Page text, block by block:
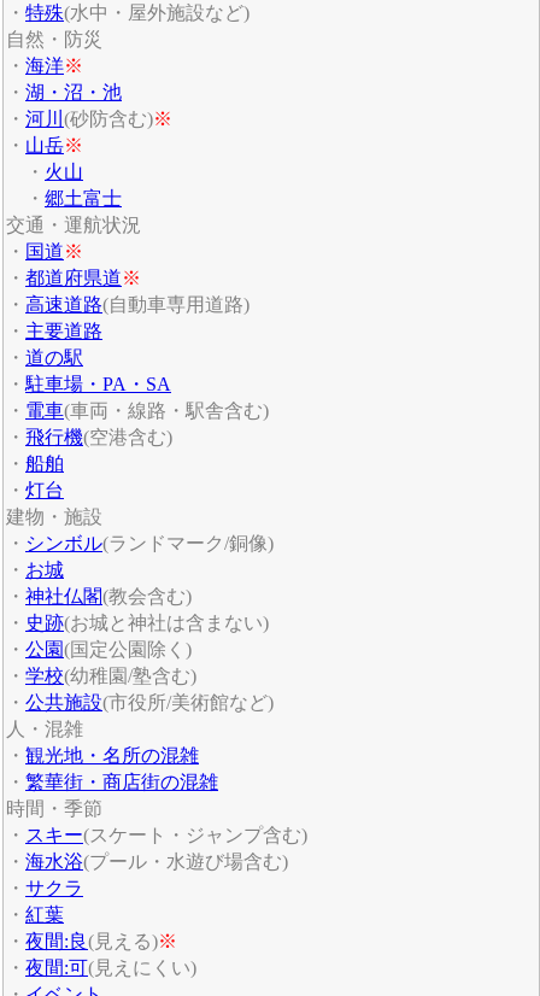
・ 特殊(水中・屋外施設など)
自然・防災
・ 海洋※
・ 湖・沼・池
・ 河川 (砂防含む)※
・ 山岳※
・ 火山
・ 郷土富士
交通・運航状況
・ 国道※
・ 都道府県道※
・ 高速道路(自動車専用道路)
・ 主要道路
・ 道の駅
・ 駐車場・PA・SA
・ 電車(車両・線路・駅舎含む)
・ 飛行機(空港含む)
・ 船舶
・ 灯台
建物・施設
・ シンボル(ランドマーク/銅像)
・ お城
・ 神社仏閣(教会含む)
・ 史跡(お城と神社は含まない)
・ 公園(国定公園除く)
・ 学校(幼稚園/塾含む)
・ 公共施設(市役所/美術館など)
人・混雑
・ 観光地・名所の混雑
・ 繁華街・商店街の混雑
時間・季節
・ スキー(スケート・ジャンプ含む)
・ 海水浴(プール・水遊び場含む)
・ サクラ
・ 紅葉
・ 夜間:良(見える)※
・ 夜間:可(見えにくい)